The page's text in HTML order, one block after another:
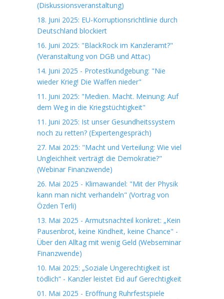
(Diskussionsveranstaltung)
18. Juni 2025: EU-Korruptionsrichtlinie durch
Deutschland blockiert
16. Juni 2025: "BlackRock im Kanzleramt?"
(Veranstaltung von DGB und Attac)
14. Juni 2025 - Protestkundgebung: "Nie
wieder Krieg! Die Waffen nieder"
11. Juni 2025: "Medien. Macht. Meinung: Auf
dem Weg in die Kriegstüchtigkeit"
11. Juni 2025: Ist unser Gesundheitssystem
noch zu retten? (Expertengespräch)
27. Mai 2025: "Macht und Verteilung: Wie viel
Ungleichheit verträgt die Demokratie?"
(Webinar Finanzwende)
26. Mai 2025 - Klimawandel: "Mit der Physik
kann man nicht verhandeln" (Vortrag von
Özden Terli)
13. Mai 2025 - Armutsnachteil konkret: „Kein
Pausenbrot, keine Kindheit, keine Chance" -
Über den Alltag mit wenig Geld (Webseminar
Finanzwende)
10. Mai 2025: „Soziale Ungerechtigkeit ist
tödlich“ - Kanzler leistet Eid auf Gerechtigkeit
01. Mai 2025 - Eröffnung Ruhrfestspiele